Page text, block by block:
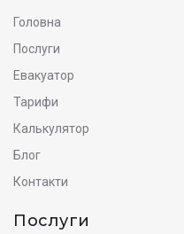
Головна
Послуги
Евакуатор
Тарифи
Калькулятор
Блог
Контакти
Послуги